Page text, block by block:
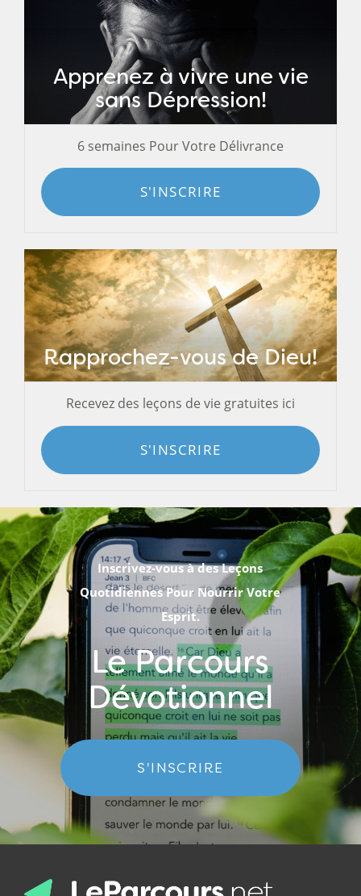
Apprenez à vivre une vie
sans Dépression!
6 semaines Pour Votre Délivrance
S'INSCRIRE
Rapprochez-vous de Dieu!
Recevez des leçons de vie gratuites ici
S'INSCRIRE
Inscrivez-vous à des Leçons
Quotidiennes Pour Nourrir Votre
Esprit.
Le Parcours
Dévotionnel
S'INSCRIRE